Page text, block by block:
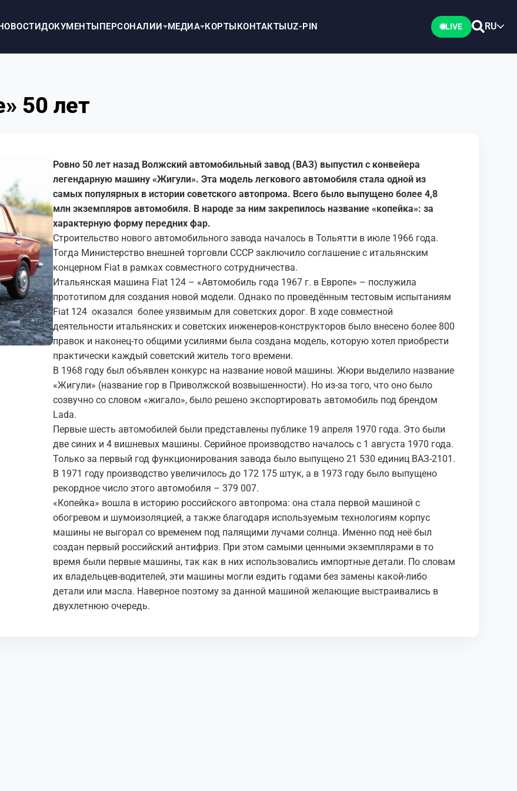
ДОКУМЕНТЫПЕРСОНАЛИИ МЕДИА КОРТЫКОНТАКТЫUZ-PIN LIVE RU
50 лет
Ровно 50 лет назад Волжский автомобильный завод (ВАЗ) выпустил с конвейера
легендарную машину «Жигули». Эта модель легкового автомобиля стала одной из
самых популярных в истории советского автопрома. Всего было выпущено более 4,8
млн экземпляров автомобиля. В народе за ним закрепилось название «копейка»: за
характерную форму передних фар.
Строительство нового автомобильного завода началось в Тольятти в июле 1966 года.
Тогда Министерство внешней торговли СССР заключило соглашение с итальянским
концерном Fiat в рамках совместного сотрудничества.
Итальянская машина Fiat 124 – «Автомобиль года 1967 г. в Европе» – послужила
прототипом для создания новой модели. Однако по проведённым тестовым испытаниям
Fiat 124 оказался более уязвимым для советских дорог. В ходе совместной
деятельности итальянских и советских инженеров-конструкторов было внесено более 800
правок и наконец-то общими усилиями была создана модель, которую хотел приобрести
практически каждый советский житель того времени.
В 1968 году был объявлен конкурс на название новой машины. Жюри выделило название
«Жигули» (название гор в Приволжской возвышенности). Но из-за того, что оно было
созвучно со словом «жигало», было решено экспортировать автомобиль под брендом
Lada.
Первые шесть автомобилей были представлены публике 19 апреля 1970 года. Это были
две синих и 4 вишневых машины. Серийное производство началось с 1 августа 1970 года.
Только за первый год функционирования завода было выпущено 21 530 единиц ВАЗ-2101.
В 1971 году производство увеличилось до 172 175 штук, а в 1973 году было выпущено
рекордное число этого автомобиля – 379 007.
«Копейка» вошла в историю российского автопрома: она стала первой машиной с
обогревом и шумоизоляцией, а также благодаря используемым технологиям корпус
машины не выгорал со временем под палящими лучами солнца. Именно под неё был
создан первый российский антифриз. При этом самыми ценными экземплярами в то
время были первые машины, так как в них использовались импортные детали. По словам
их владельцев-водителей, эти машины могли ездить годами без замены какой-либо
детали или масла. Наверное поэтому за данной машиной желающие выстраивались в
двухлетнюю очередь.